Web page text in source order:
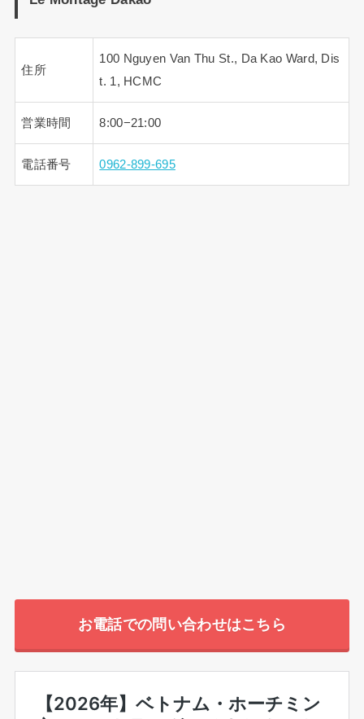
住所
100 Nguyen Van Thu St., Da Kao Ward, Dis
t. 1, HCMC
営業時間 8:00−21:00
電話番号 0962-899-695
お電話での問い合わせはこちら